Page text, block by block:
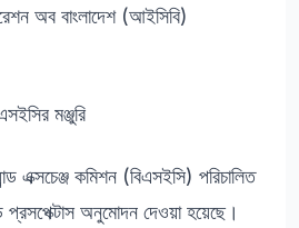
অব বাংলাদেশ (আইসিবি)
মঞ্জুরি
এক্সচেঞ্জ কমিশন (বিএসইসি) পরিচালিত
প্রসপেক্টাস অনুমোদন দেওয়া হয়েছে।